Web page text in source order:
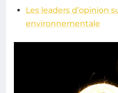
Les leaders d’opinion
environnementale